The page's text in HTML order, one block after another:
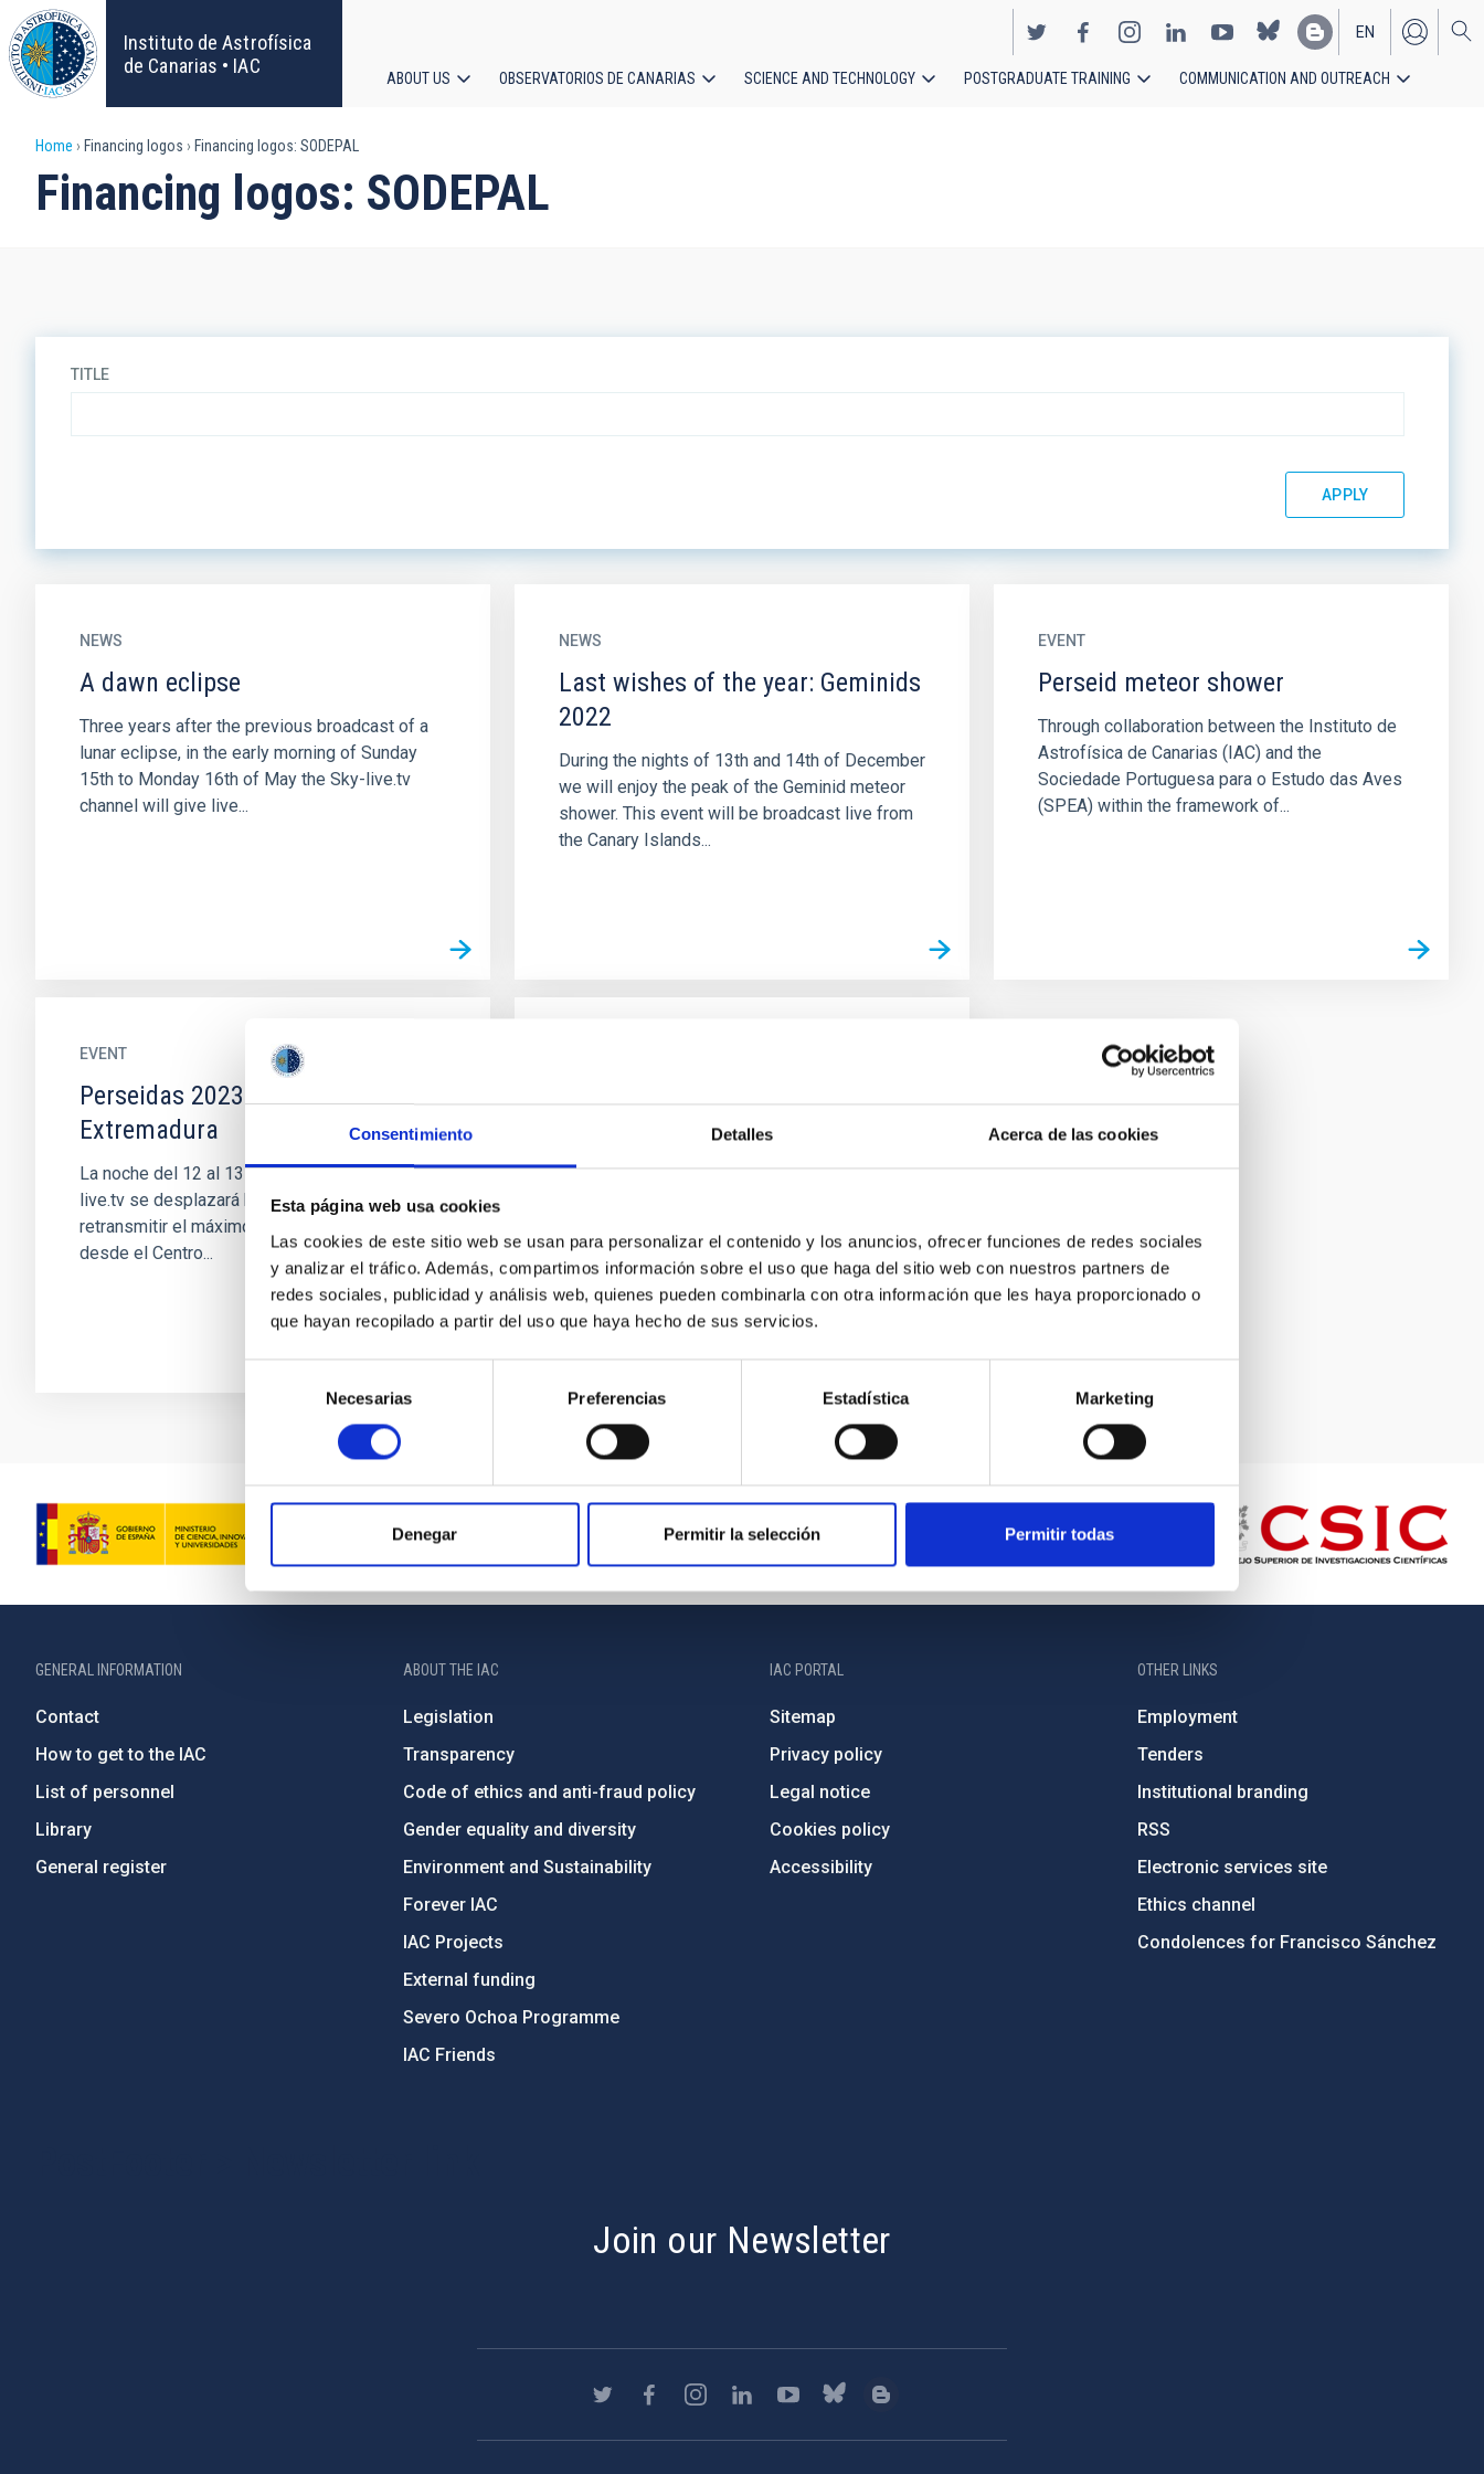
Consentimiento Detalles Acerca de las cookies
Esta página web usa cookies
Las cookies de este sitio web se usan para personalizar el contenido y los anuncios, ofrecer funciones de redes sociales
y analizar el tráfico. Además, compartimos información sobre el uso que haga del sitio web con nuestros partners de
redes sociales, publicidad y análisis web, quienes pueden combinarla con otra información que les haya proporcionado o
que hayan recopilado a partir del uso que haya hecho de sus servicios.
consentimiento
Necesarias Preferencias Estadística Marketing
Denegar Permitir la selección Permitir todas
Skip
to
main
content
Instituto de Astrofísica
de Canarias • IAC
EN
ES
navigation
ABOUT US OBSERVATORIOS DE CANARIAS SCIENCE AND TECHNOLOGY POSTGRADUATE TRAINING COMMUNICATION AND OUTREACH
Breadcrumb
Home Financing logos Financing logos: SODEPAL
Financing logos: SODEPAL
TITLE
NEWS
A dawn eclipse
Three years after the previous broadcast of a
lunar eclipse, in the early morning of Sunday
15th to Monday 16th of May the Sky-live.tv
channel will give live...
NEWS
Last wishes of the year: Geminids
2022
During the nights of 13th and 14th of December
we will enjoy the peak of the Geminid meteor
shower. This event will be broadcast live from
the Canary Islands...
EVENT
Perseid meteor shower
Through collaboration between the Instituto de
Astrofísica de Canarias (IAC) and the
Sociedade Portuguesa para o Estudo das Aves
(SPEA) within the framework of...
EVENT
Perseidas 2023 desde Canarias y
Extremadura
La noche del 12 al 13 de agosto, el canal sky-
live.tv se desplazará hasta Extremadura para
retransmitir el máximo de las Perseidas 2023
desde el Centro...
Perseids against light pollution
Through collaboration between the Instituto de
Astrofísica de Canarias (IAC) and the
GENERAL INFORMATION
Contact
How to get to the IAC
List of personnel
Library
General register
ABOUT THE IAC
Legislation
Transparency
Code of ethics and anti-fraud policy
Gender equality and diversity
Environment and Sustainability
Forever IAC
IAC Projects
External funding
Severo Ochoa Programme
IAC Friends
IAC PORTAL
Sitemap
Privacy policy
Legal notice
Cookies policy
Accessibility
OTHER LINKS
Employment
Tenders
Institutional branding
RSS
Electronic services site
Ethics channel
Condolences for Francisco Sánchez
Join our Newsletter